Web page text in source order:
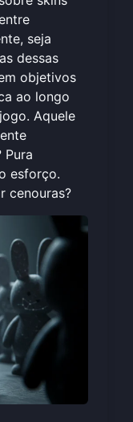
seja
dessas
objetivos
ao longo
Aquele
Pura
esforço.
cenouras?